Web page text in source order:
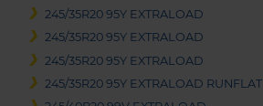
245/35R20 95Y EXTRALOAD
245/35R20 95Y EXTRALOAD
245/35R20 95Y EXTRALOAD
245/35R20 95Y EXTRALOAD RUNFLAT